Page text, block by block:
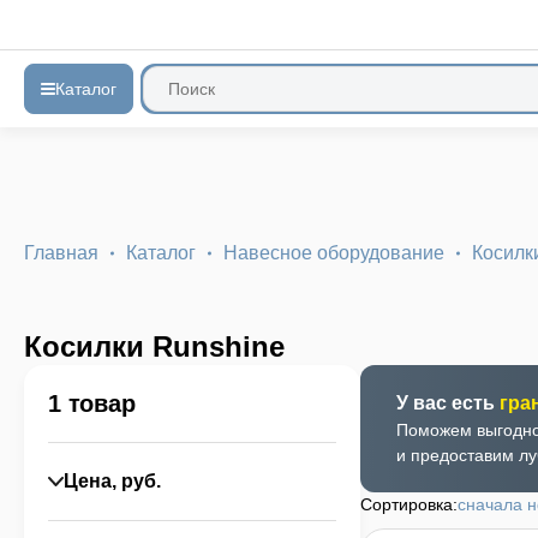
Каталог
Главная Каталог Навесное оборудование
Косилки Runshine
1 товар
Цена, руб.
У вас есть
Поможем
и предоставим
Сортировка:сначала